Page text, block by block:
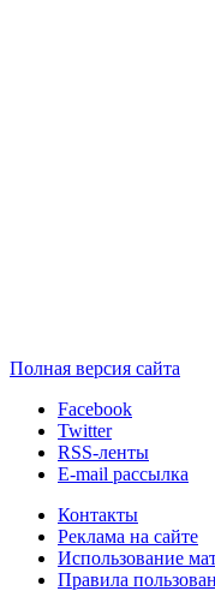
Полная версия сайта
Facebook
Twitter
RSS-ленты
E-mail рассылка
Контакты
Реклама на сайте
Использование
Правила